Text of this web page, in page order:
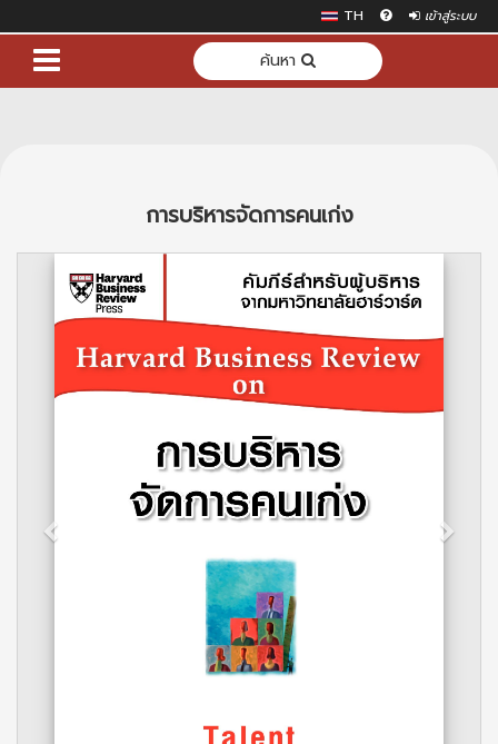
TH เข้าสู่ระบบ
ค้นหา
การบริหารจัดการคนเก่ง
Previous Next